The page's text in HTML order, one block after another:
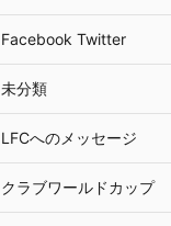
Facebook Twitter
未分類
LFCへのメッセージ
クラブワールドカップ